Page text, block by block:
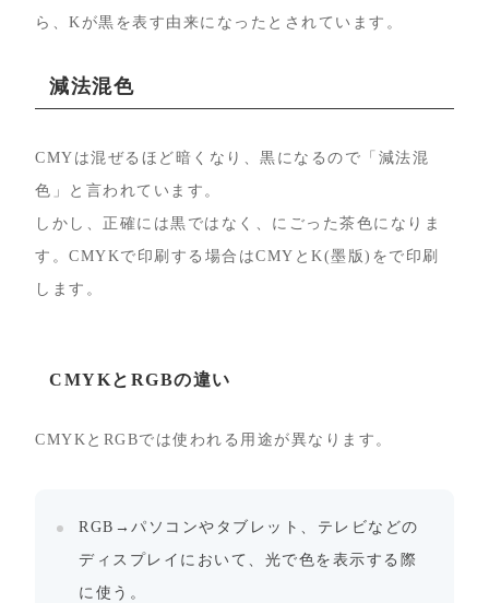
ら、Kが黒を表す由来になったとされています。
減法混色
CMYは混ぜるほど暗くなり、黒になるので「減法混
色」と言われています。
しかし、正確には黒ではなく、にごった茶色になりま
す。CMYKで印刷する場合はCMYとK(墨版)をで印刷
します。
CMYKとRGBの違い
CMYKとRGBでは使われる用途が異なります。
RGB→パソコンやタブレット、テレビなどの
ディスプレイにおいて、光で色を表示する際
に使う。